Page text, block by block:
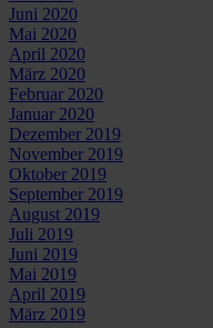
Juni 2020
Mai 2020
April 2020
März 2020
Februar 2020
Januar 2020
Dezember 2019
November 2019
Oktober 2019
September 2019
August 2019
Juli 2019
Juni 2019
Mai 2019
April 2019
März 2019